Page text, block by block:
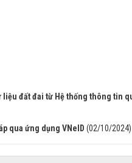
đất đai từ Hệ thống thông tin
qua ứng dụng VNeID (02/10/2024)